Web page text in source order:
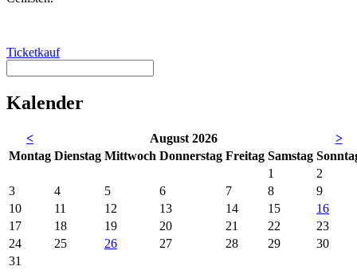
Ticketkauf
Kalender
< August 2026
>
Montag Dienstag Mittwoch Donnerstag Freitag Samstag So
1
2
3
4 5 6 7 8
9
10
11 12 13 14 15
16
17
18 19 20 21 22
23
24
25 26 27 28 29
30
31